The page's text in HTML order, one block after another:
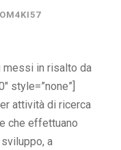
messi in risalto da
style=”none”]
attività di ricerca
che effettuano
a